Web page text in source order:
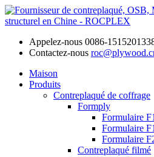
Appelez-nous 0086-
Contactez-nous
Maison
Produits
Contreplaqué de coffrage
Formply
Formulaire
Formulaire
Formulaire
Contreplaqué filmé